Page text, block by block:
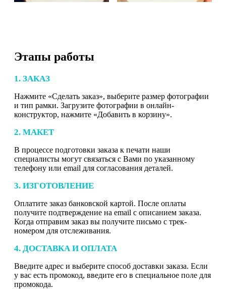
Этапы работы
1. ЗАКАЗ
Нажмите «Сделать заказ», выберите размер фотографии
и тип рамки. Загрузите фотографии в онлайн-
конструктор, нажмите «Добавить в корзину».
2. МАКЕТ
В процессе подготовки заказа к печати наши
специалисты могут связаться с Вами по указанному
телефону или email для согласования деталей.
3. ИЗГОТОВЛЕНИЕ
Оплатите заказ банковской картой. После оплаты
получите подтверждение на email с описанием заказа.
Когда отправим заказ вы получите письмо с трек-
номером для отслеживания.
4. ДОСТАВКА И ОПЛАТА
Введите адрес и выберите способ доставки заказа. Если
у вас есть промокод, введите его в специальное поле для
промокода.